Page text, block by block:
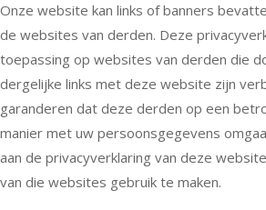
Onze website kan links of banners
de websites van derden. Deze
toepassing op websites van derden die
dergelijke links met deze website zijn
garanderen dat deze derden op een
manier met uw persoonsgegevens
aan de privacyverklaring van deze
van die websites gebruik te maken.